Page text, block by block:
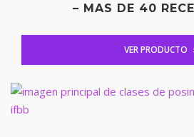
– MAS DE 40
VER PRODUCTO